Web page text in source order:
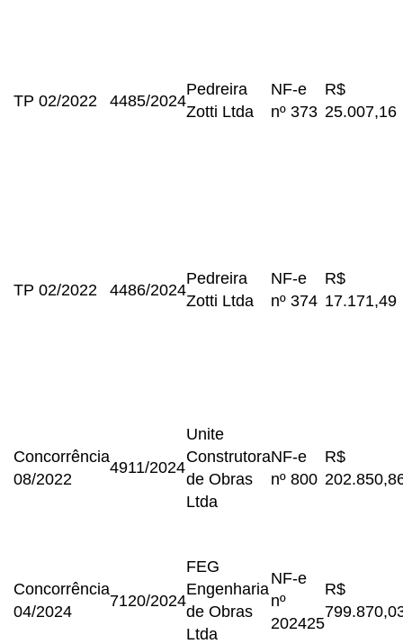
TP 02/2022 4485/2024
Pedreira
Zotti Ltda
NF-e
nº 373
R$
25.007,16
TP 02/2022 4486/2024
Pedreira
Zotti Ltda
NF-e
nº 374
R$
17.171,49
Concorrência
08/2022
4911/2024
Unite
Construtora
de Obras
Ltda
NF-e
nº 800
R$
Concorrência
04/2024
7120/2024
FEG
Engenharia
de Obras
Ltda
NF-e
nº
202425
R$